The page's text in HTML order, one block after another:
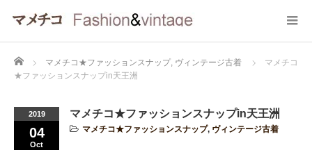
Home マメチコ★ファッションスナップ, ヴィンテージ古着
マメチコ
★ファッションスナップin天王洲
2019
04
Oct
マメチコ★ファッションスナップin天王洲
マメチコ★ファッションスナップ, ヴィンテージ古着